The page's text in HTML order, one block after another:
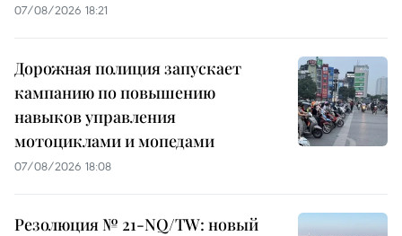
07/08/2026 18:21
Дорожная полиция запускает
кампанию по повышению
навыков управления
мотоциклами и мопедами
07/08/2026 18:08
Резолюция № 21-NQ/TW: новый